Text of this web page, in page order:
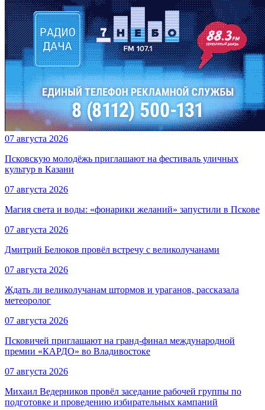
07 августа 2026
Псковскую молодёжь приглашают на фестиваль уличных
культур в Казани
07 августа 2026
Магия света и воды: «фонарики желаний» запустили в Пскове
07 августа 2026
Дмитрий Белюков провёл встречу с великолучанами
07 августа 2026
Ждать ли великолучанам штормов и ураганов, рассказала
метеоролог
07 августа 2026
Псковичей приглашают на гранд‑финал международной
премии «КАРДО» во Владивостоке
07 августа 2026
Михаил Ведерников провёл заседание рабочей группы по
подготовке и проведению избирательных кампаний